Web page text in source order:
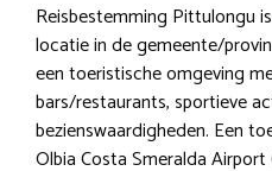
Reisbestemming Pittulongu
locatie in de gemeente/
een toeristische omgeving
bars/restaurants, sportieve
bezienswaardigheden. Een
Olbia Costa Smeralda